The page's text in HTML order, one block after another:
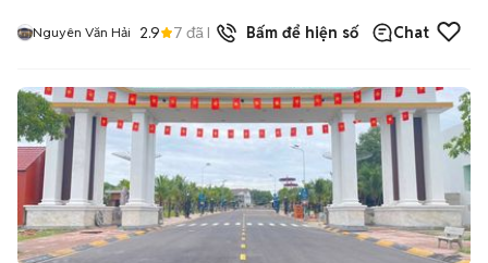
Nguyên Văn Hải 2.9 7 đã bán Bấm để hiện số Chat